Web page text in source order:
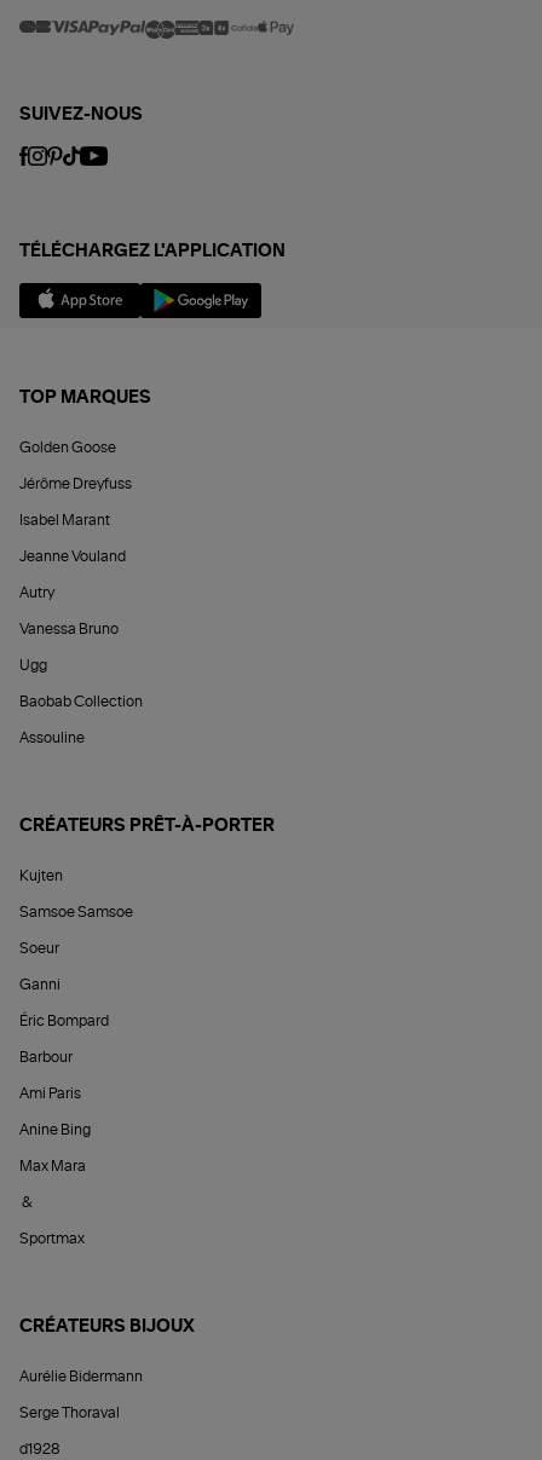
SUIVEZ-NOUS
TÉLÉCHARGEZ L'APPLICATION
TOP MARQUES
Golden Goose
Jérôme Dreyfuss
Isabel Marant
Jeanne Vouland
Autry
Vanessa Bruno
Ugg
Baobab Collection
Assouline
CRÉATEURS PRÊT-À-PORTER
Kujten
Samsoe Samsoe
Soeur
Ganni
Éric Bompard
Barbour
Ami Paris
Anine Bing
Max Mara
&
Sportmax
CRÉATEURS BIJOUX
Aurélie Bidermann
Serge Thoraval
d1928